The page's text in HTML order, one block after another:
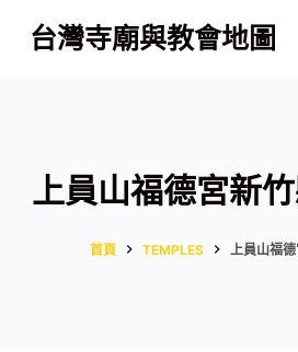
跳
至
台灣寺廟與教會地圖
上員山福德宮新
首頁 TEMPLES 上員山福